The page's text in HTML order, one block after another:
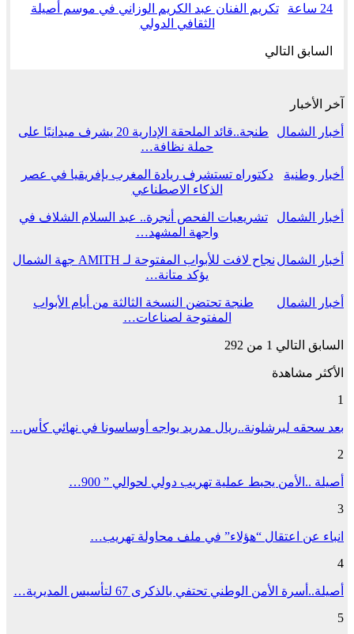
24 ساعة
تكريم الفنان عبد الكريم الوزاني في موسم أصيلة
الثقافي الدولي
السابق التالي
آخر الأخبار
أخبار الشمال
طنجة..قائد الملحقة الإدارية 20 يشرف ميدانيًا على
حملة نظافة…
أخبار وطنية
دكتوراه تستشرف ريادة المغرب بإفريقيا في عصر
الذكاء الاصطناعي
أخبار الشمال
تشريعيات الفحص أنجرة.. عبد السلام الشلاف في
واجهة المشهد…
أخبار الشمال
نجاح لافت للأبواب المفتوحة لـ AMITH جهة الشمال
يؤكد متانة…
أخبار الشمال
طنجة تحتضن النسخة الثالثة من أيام الأبواب
المفتوحة لصناعات…
السابق التالي 1 من 292
الأكثر مشاهدة
1
بعد سحقه لبرشلونة..ريال مدريد يواجه أوساسونا في نهائي كأس…
2
أصيلة ..الأمن يحبط عملية تهريب دولي لحوالي ” 900…
3
انباء عن اعتقال “هؤلاء” في ملف محاولة تهريب…
4
أصيلة..أسرة الأمن الوطني تحتفي بالذكرى 67 لتأسيس المديرية…
5